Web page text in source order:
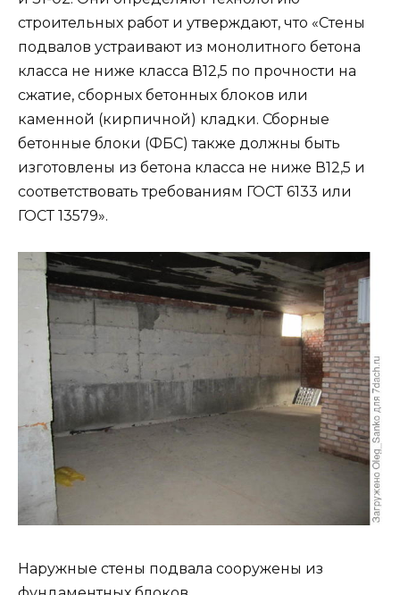
строительных работ и утверждают, что «Стены
подвалов устраивают из монолитного бетона
класса не ниже класса В12,5 по прочности на
сжатие, сборных бетонных блоков или
каменной (кирпичной) кладки. Сборные
бетонные блоки (ФБС) также должны быть
изготовлены из бетона класса не ниже В12,5 и
соответствовать требованиям ГОСТ 6133 или
ГОСТ 13579».
Наружные стены подвала сооружены из